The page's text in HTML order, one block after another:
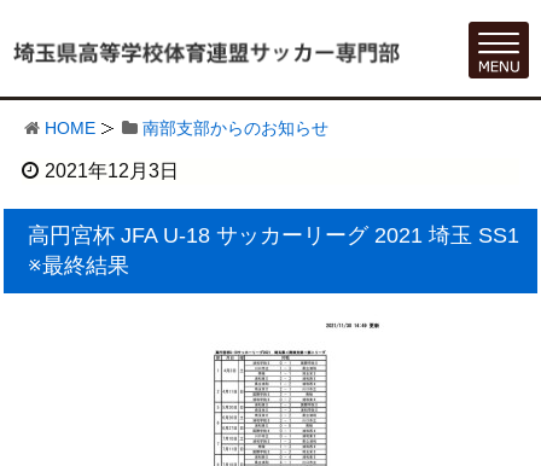
HOME 南部支部からのお知らせ
2021年12月3日
高円宮杯 JFA U-18 サッカーリーグ 2021 埼玉 SS1
※最終結果